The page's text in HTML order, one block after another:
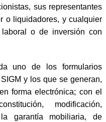
sus representantes
o liquidadores, y cualquier
o de inversión con
uno de los formularios
y los que se generan,
forma electrónica; con el
modificación,
garantía mobiliaria, de